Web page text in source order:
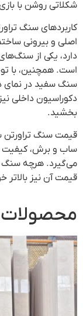
شکلاتی روشن با
کاربردهای سنگ
اصلی و بیرونی
دارد، یکی از
است. همچنین، با
سنگ سفید در نمای
دکوراسیون داخلی
بخشید.
قیمت سنگ تراورتن
ساب و برش، کیفیت
می‌گیرد. هرچه سنگ
قیمت آن نیز بالاتر
محصولات